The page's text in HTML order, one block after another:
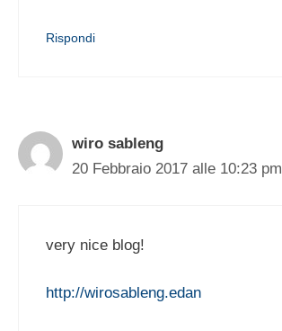
Rispondi
wiro sableng
20 Febbraio 2017 alle 10:23 pm
very nice blog!
http://wirosableng.edan